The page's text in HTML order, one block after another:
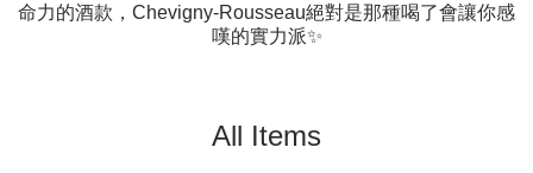
命力的酒款，Chevigny-Rousseau絕對是那種喝了會讓你感
嘆的實力派✨
All Items